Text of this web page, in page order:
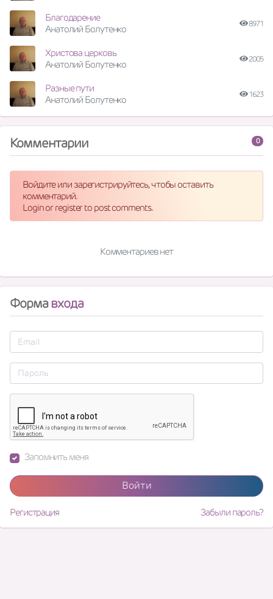
Благодарение
Анатолий Болутенко
8971
Христова церковь
Анатолий Болутенко
2005
Разные пути
Анатолий Болутенко
1623
0
Комментарии
Войдите или зарегистрируйтесь, чтобы оставить
комментарий.
Login or register to post comments.
Комментариев нет
Формавхода
Запомнить меня
Войти
Регистрация Забыли пароль?